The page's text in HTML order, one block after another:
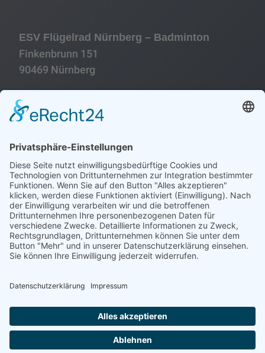
ESV Flügelrad Nürnberg – Badminton
Finkenbrunn 151
90469 Nürnberg
Impressum
Datenschutzerklärung
Historie
Sitemap
Erklärung zur Barrierefreiheit
Cookie-Einstellungen